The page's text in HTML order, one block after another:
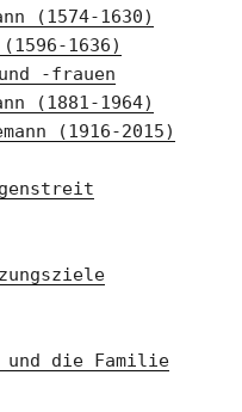
(1574-1630)
1636)
-frauen
(1881-1964)
(1916-2015)
und die Familie